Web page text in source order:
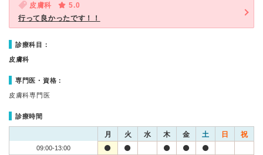
皮膚科
5.0
行って良かったです！！
診療科目：
皮膚科
専門医・資格：
皮膚科専門医
診療時間
月 火 水 木 金 土 日 祝
09:00-13:00